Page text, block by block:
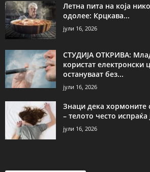
Летна пита на која
одолее: Крцкава...
јули 16, 2026
СТУДИЈА ОТКРИВА:
користат електронски
остануваат без...
јули 16, 2026
Знаци дека хормоните
– телото често испраќа
јули 16, 2026